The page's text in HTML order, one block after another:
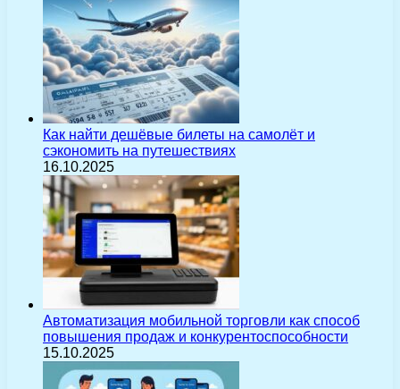
Как найти дешёвые билеты на самолёт и
сэкономить на путешествиях
16.10.2025
Автоматизация мобильной торговли как способ
повышения продаж и конкурентоспособности
15.10.2025